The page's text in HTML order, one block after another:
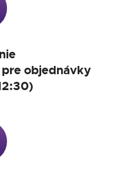
objednávky